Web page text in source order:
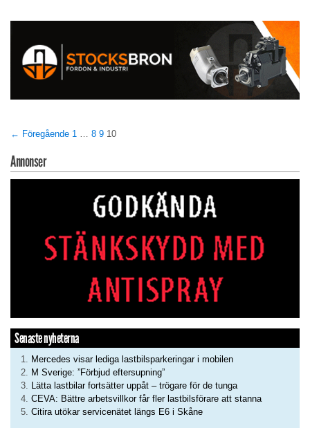
← Föregående 1 … 8 9 10
Annonser
Senaste nyheterna
Mercedes visar lediga lastbilsparkeringar i mobilen
M Sverige: ”Förbjud eftersupning”
Lätta lastbilar fortsätter uppåt – trögare för de tunga
CEVA: Bättre arbetsvillkor får fler lastbilsförare att stanna
Citira utökar servicenätet längs E6 i Skåne